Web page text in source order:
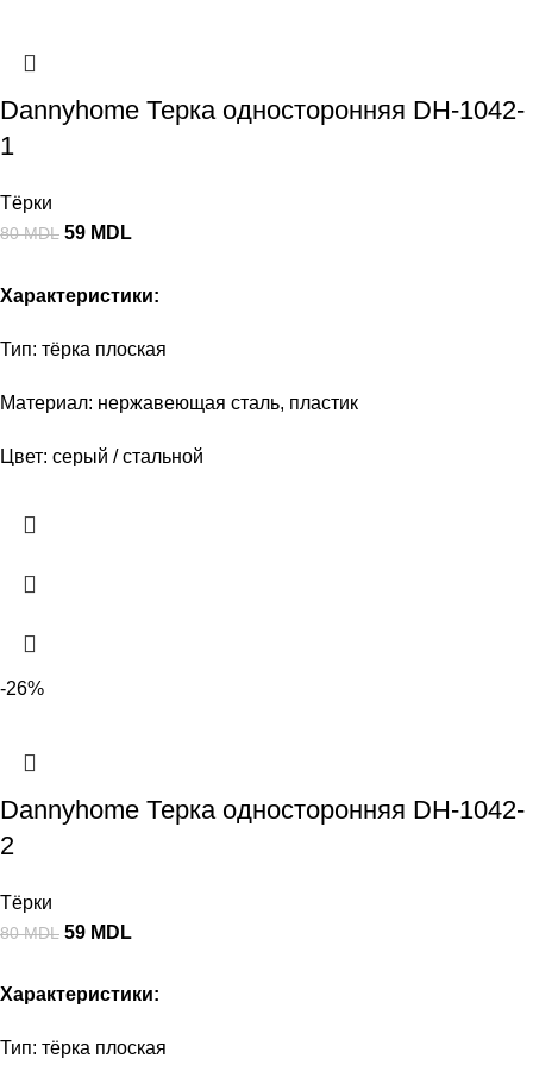
Dannyhome Терка односторонняя DH-1042-
1
Тёрки
80MDL 59 MDL
Характеристики:
Тип: тёрка плоская
Материал: нержавеющая сталь, пластик
Цвет: серый / стальной
-26%
Dannyhome Терка односторонняя DH-1042-
2
Тёрки
80MDL 59 MDL
Характеристики:
Тип: тёрка плоская